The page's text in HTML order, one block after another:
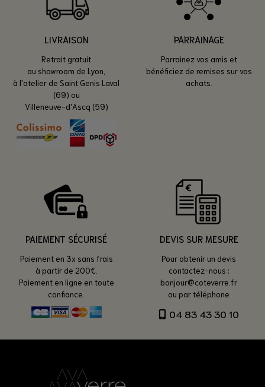
LIVRAISON
Retrait gratuit
au showroom de Lyon,
à l'atelier de Saint Genis Laval
(69) ou
Villeneuve-d'Ascq (59)
PARRAINAGE
Parrainez vos amis et
bénéficiez de remises sur vos
achats.
PAIEMENT SÉCURISÉ
Paiement en 3x sans frais
à partir de 200€.
Paiement en ligne en toute
confiance.
DEVIS SUR MESURE
Pour obtenir un devis
contactez-nous :
bonjour@coteverre.fr
ou par téléphone
04 83 43 30 10